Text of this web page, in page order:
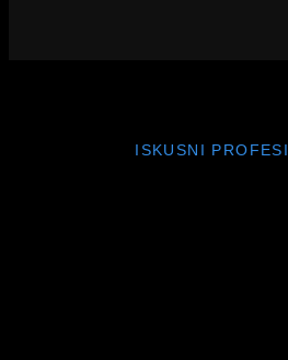
ISKUSNI